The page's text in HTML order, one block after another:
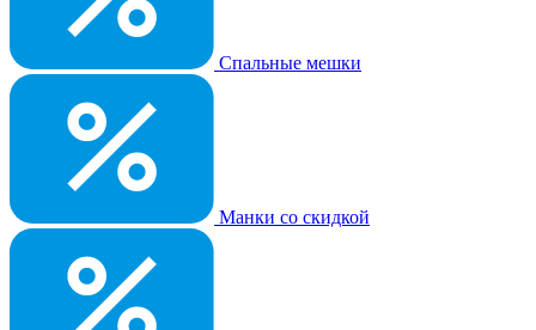
Спальные мешки
Манки со скидкой